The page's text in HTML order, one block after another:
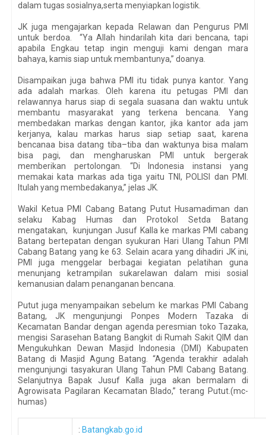
dalam tugas sosialnya,serta menyiapkan logistik.
JK juga mengajarkan kepada Relawan dan Pengurus PMI
untuk berdoa. “Ya Allah hindarilah kita dari bencana, tapi
apabila Engkau tetap ingin menguji kami dengan mara
bahaya, kamis siap untuk membantunya,” doanya.
Disampaikan juga bahwa PMI itu tidak punya kantor. Yang
ada adalah markas. Oleh karena itu petugas PMI dan
relawannya harus siap di segala suasana dan waktu untuk
membantu masyarakat yang terkena bencana. Yang
membedakan markas dengan kantor, jika kantor ada jam
kerjanya, kalau markas harus siap setiap saat, karena
bencanaa bisa datang tiba–tiba dan waktunya bisa malam
bisa pagi, dan mengharuskan PMI untuk bergerak
memberikan pertolongan. “Di Indonesia instansi yang
memakai kata markas ada tiga yaitu TNI, POLISI dan PMI.
Itulah yang membedakanya,” jelas JK.
Wakil Ketua PMI Cabang Batang Putut Husamadiman dan
selaku Kabag Humas dan Protokol Setda Batang
mengatakan, kunjungan Jusuf Kalla ke markas PMI cabang
Batang bertepatan dengan syukuran Hari Ulang Tahun PMI
Cabang Batang yang ke 63. Selain acara yang dihadiri JK ini,
PMI juga menggelar berbagai kegiatan pelatihan guna
menunjang ketrampilan sukarelawan dalam misi sosial
kemanusian dalam penanganan bencana.
Putut juga menyampaikan sebelum ke markas PMI Cabang
Batang, JK mengunjungi Ponpes Modern Tazaka di
Kecamatan Bandar dengan agenda peresmian toko Tazaka,
mengisi Sarasehan Batang Bangkit di Rumah Sakit QIM dan
Mengukuhkan Dewan Masjid Indonesia (DMI) Kabupaten
Batang di Masjid Agung Batang. “Agenda terakhir adalah
mengunjungi tasyakuran Ulang Tahun PMI Cabang Batang.
Selanjutnya Bapak Jusuf Kalla juga akan bermalam di
Agrowisata Pagilaran Kecamatan Blado,” terang Putut.(mc-
humas)
: Batangkab.go.id